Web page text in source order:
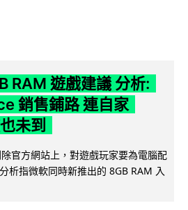
RAM 遊戲建議 分析:
銷售鋪路 連自家
未到
官方網站上，對遊戲玩家要為電腦配
析指微軟同時新推出的 8GB RAM 入